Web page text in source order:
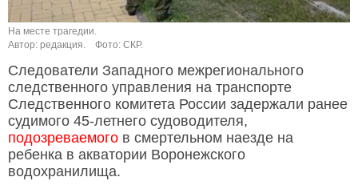
На месте трагедии.
Автор: редакция.
Фото: СКР.
Следователи Западного межрегионального
следственного управления на транспорте
Следственного комитета России задержали ранее
судимого 45-летнего судоводителя,
подозреваемого в смертельном наезде на
ребенка в акватории Воронежского
водохранилища.